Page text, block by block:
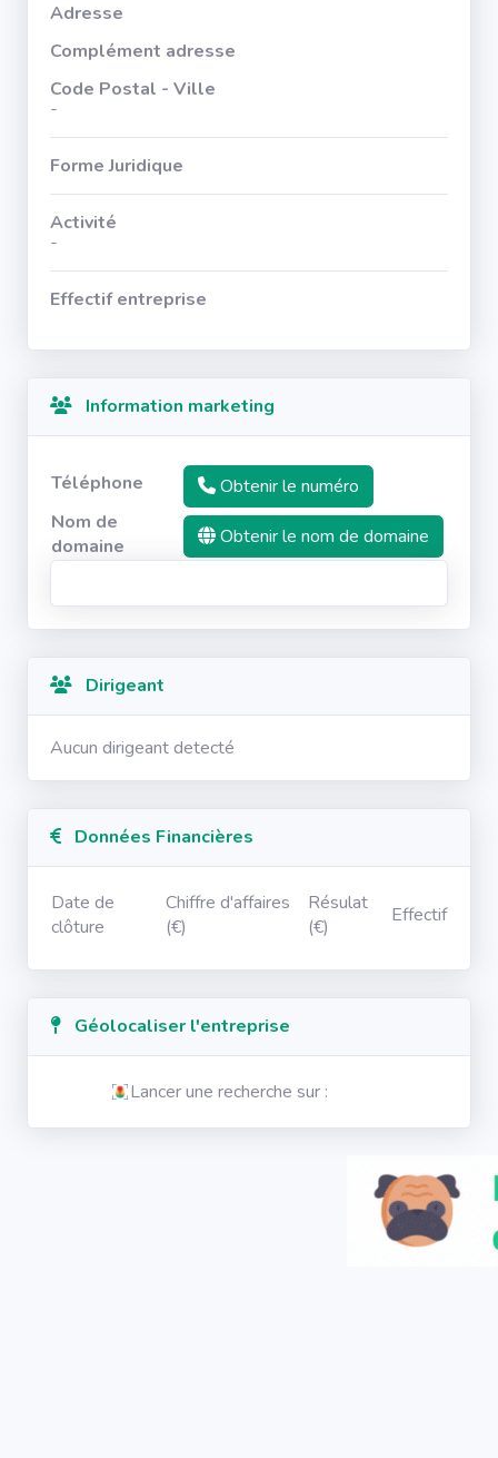
Adresse
Complément adresse
Code Postal - Ville
-
Forme Juridique
Activité
-
Effectif entreprise
Information marketing
Téléphone
Obtenir le numéro
Nom de
domaine
Obtenir le nom de domaine
Dirigeant
Aucun dirigeant detecté
Données Financières
Date de
clôture
Chiffre d'affaires
(€)
Résulat
(€)
Effectif
Géolocaliser l'entreprise
Lancer une recherche sur :